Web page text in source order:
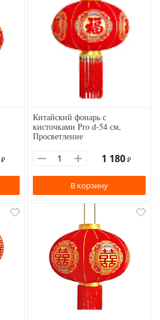
₽
Китайский фонарь с
кисточками Pro d-54 см,
Просветление
1 180 ₽
В корзину